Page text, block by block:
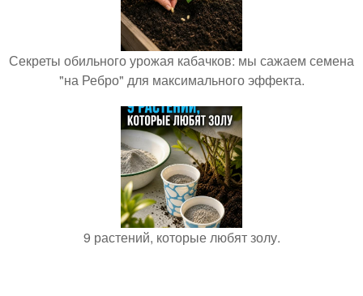
Секреты обильного урожая кабачков: мы сажаем семена
"на Ребро" для максимального эффекта.
9 растений, которые любят золу.